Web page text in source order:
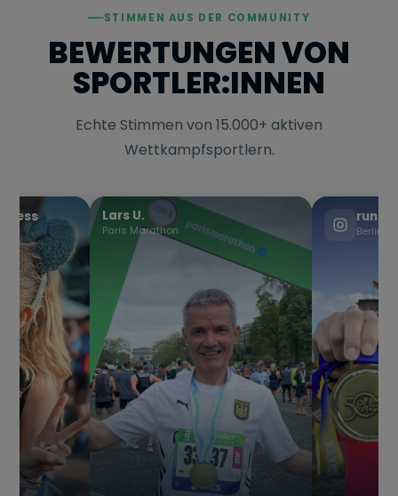
STIMMEN AUS DER COMMUNITY
BEWERTUNGEN VON
SPORTLER:INNEN
Echte Stimmen von 15.000+ aktiven
Wettkampfsportlern.
runfurther.de
Berlin Marathon